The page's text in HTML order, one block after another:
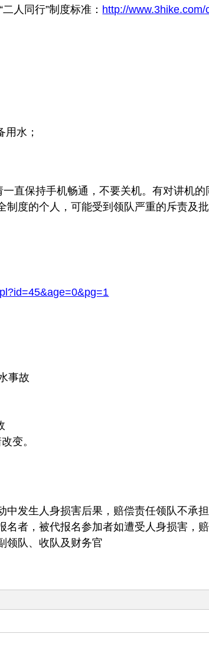
人同行”制度标准： http://
水；
直保持手机畅通，不要关机。有对讲机
度的个人，可能受到领队严重的斥责及
事故
变。
中发生人身损害后果，赔偿责任领队不承
者，被代报名参加者如遭受人身损害，
领队、收队及财务官